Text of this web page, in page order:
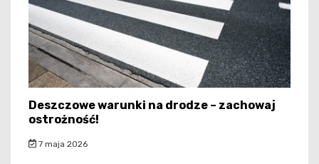
Deszczowe warunki na drodze – zachowaj
ostrożność!
7 maja 2026